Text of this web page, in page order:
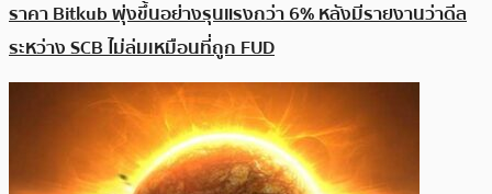
ราคา Bitkub พุ่งขึ้นอย่างรุนแรงกว่า 6% หลังมีรายงานว่าดีล
ระหว่าง SCB ไม่ล่มเหมือนที่ถูก FUD